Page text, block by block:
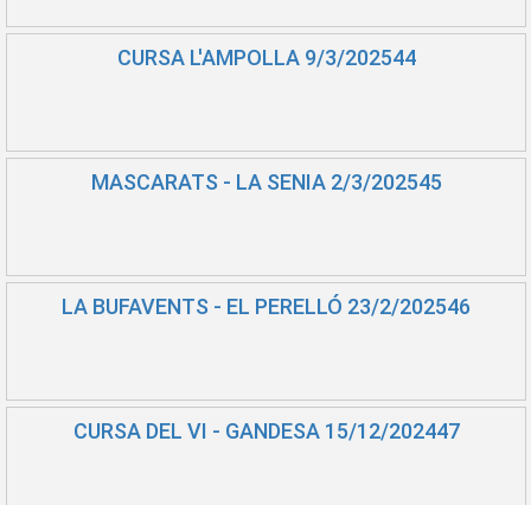
CURSA L'AMPOLLA 9/3/202544
MASCARATS - LA SENIA 2/3/202545
LA BUFAVENTS - EL PERELLÓ 23/2/202546
CURSA DEL VI - GANDESA 15/12/202447